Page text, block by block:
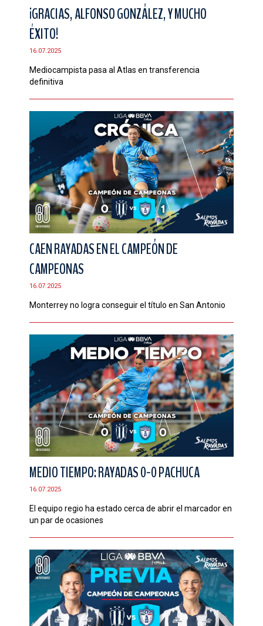
¡GRACIAS, ALFONSO GONZÁLEZ, Y MUCHO
ÉXITO!
16.07.2025
Mediocampista pasa al Atlas en transferencia
definitiva
CAEN RAYADAS EN EL CAMPEÓN DE
CAMPEONAS
16.07.2025
Monterrey no logra conseguir el título en San Antonio
MEDIO TIEMPO: RAYADAS 0-0 PACHUCA
16.07.2025
El equipo regio ha estado cerca de abrir el marcador en
un par de ocasiones